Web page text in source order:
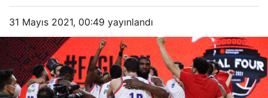
31 Mayıs 2021, 00:49 yayınlandı